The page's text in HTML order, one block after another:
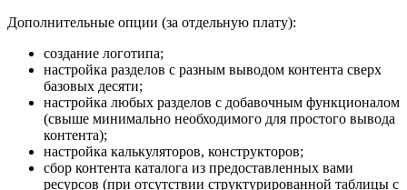
Дополнительные опции (за отдельную плату):
создание логотипа;
настройка разделов с разным выводом контента сверх
базовых десяти;
настройка любых разделов с добавочным функционалом
(свыше минимально необходимого для простого вывода
контента);
настройка калькуляторов, конструкторов;
сбор контента каталога из предоставленных вами
ресурсов (при отсутствии структурированной таблицы с